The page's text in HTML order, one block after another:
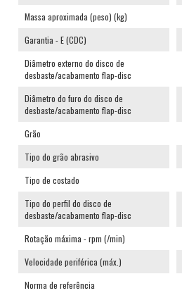
Massa aproximada (peso) (kg)
Garantia - E (CDC)
Diâmetro externo do disco de
desbaste/acabamento flap-disc
Diâmetro do furo do disco de
desbaste/acabamento flap-disc
Grão
Tipo do grão abrasivo
Tipo de costado
Tipo do perfil do disco de
desbaste/acabamento flap-disc
Rotação máxima - rpm (/min)
Velocidade periférica (máx.)
Norma de referência